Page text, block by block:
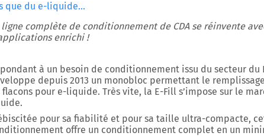
que du e-liquide...
ligne complète de conditionnement de CDA se réinvente
enrichi !
à un besoin de conditionnement issu du secteur du
depuis 2013 un monobloc permettant le
flacons pour e-liquide. Très vite, la E-Fill s’impose sur le
pour sa fiabilité et pour sa taille ultra-compacte,
offre un conditionnement complet en un